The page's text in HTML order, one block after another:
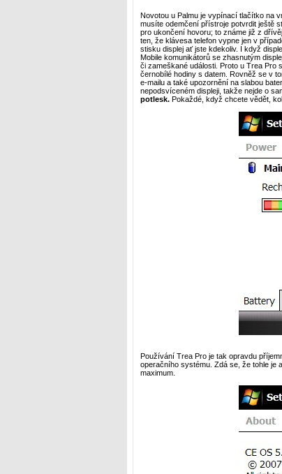
Novotou u Palmu je vypínací tlačítko na
musíte odemčení přístroje potvrdit ještě
pro ukončení hovoru; to známe již z
ten, že klávesa telefon vypne jen v
stisku displej ať jste kdekoliv. I když
Mobile komunikátorů se zhasnutým
či zameškané události. Proto u Trea Pro
černobílé hodiny s datem. Rovněž se v
e-mailu a také upozornění na slabou
nepodsvíceném displeji, takže nejde o
potlesk.Pokaždé, když chcete vědět,
Používání Trea Pro je tak opravdu
operačního systému. Zdá se, že tohle je
maximum.